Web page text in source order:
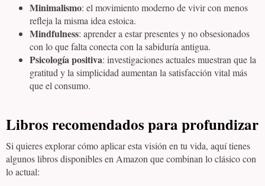
Minimalismo: el movimiento moderno de vivir con menos
refleja la misma idea estoica.
Mindfulness: aprender a estar presentes y no obsesionados
con lo que falta conecta con la sabiduría antigua.
Psicología positiva: investigaciones actuales muestran que la
gratitud y la simplicidad aumentan la satisfacción vital más
que el consumo.
Libros recomendados para profundizar
Si quieres explorar cómo aplicar esta visión en tu vida, aquí tienes
algunos libros disponibles en Amazon que combinan lo clásico con
lo actual: